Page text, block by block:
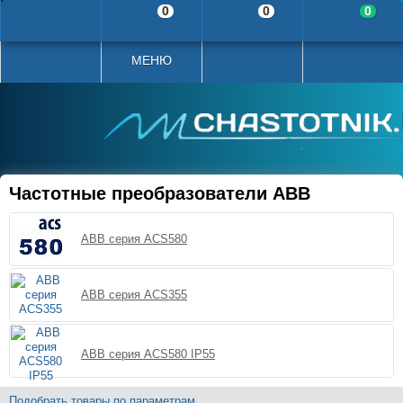
МЕНЮ
Частотные преобразователи ABB
ABB серия ACS580
ABB серия ACS355
ABB серия ACS580 IP55
0 0 0